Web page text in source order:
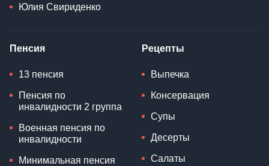
Юлия Свириденко
Пенсия
13 пенсия
Пенсия по
инвалидности 2 группа
Военная пенсия по
инвалидности
Минимальная пенсия
Рецепты
Выпечка
Консервация
Супы
Десерты
Салаты